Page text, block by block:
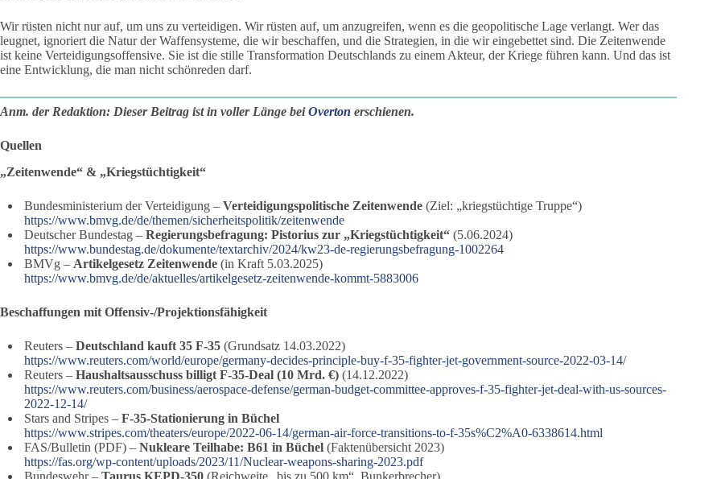
Wir rüsten nicht nur auf, um uns zu verteidigen. Wir rüsten auf, um anzugreifen, wenn es die geopolitische Lage verlangt. Wer das
leugnet, ignoriert die Natur der Waffensysteme, die wir beschaffen, und die Strategien, in die wir eingebettet sind. Die Zeitenwende
ist keine Verteidigungsoffensive. Sie ist die stille Transformation Deutschlands zu einem Akteur, der Kriege führen kann. Und das ist
eine Entwicklung, die man nicht schönreden darf.
Anm. der Redaktion: Dieser Beitrag ist in voller Länge beiOverton erschienen.
Quellen
„Zeitenwende“ & „Kriegstüchtigkeit“
Bundesministerium der Verteidigung –Verteidigungspolitische Zeitenwende (Ziel: „kriegstüchtige Truppe“)
https://www.bmvg.de/de/themen/sicherheitspolitik/zeitenwende
Deutscher Bundestag –Regierungsbefragung: Pistorius zur „Kriegstüchtigkeit“ (5.06.2024)
https://www.bundestag.de/dokumente/textarchiv/2024/kw23-de-regierungsbefragung-1002264
BMVg – Artikelgesetz Zeitenwende (in Kraft 5.03.2025)
https://www.bmvg.de/de/aktuelles/artikelgesetz-zeitenwende-kommt-5883006
Beschaffungen mit Offensiv-/Projektionsfähigkeit
Reuters –Deutschland kauft 35 F-35 (Grundsatz 14.03.2022)
https://www.reuters.com/world/europe/germany-decides-principle-buy-f-35-fighter-jet-government-source-2022-03-14/
Reuters –Haushaltsausschuss billigt F-35-Deal (10 Mrd. €) (14.12.2022)
https://www.reuters.com/business/aerospace-defense/german-budget-committee-approves-f-35-fighter-jet-deal-with-us-sources-
2022-12-14/
Stars and Stripes –F-35-Stationierung in Büchel
https://www.stripes.com/theaters/europe/2022-06-14/german-air-force-transitions-to-f-35s%C2%A0-6338614.html
FAS/Bulletin (PDF) –Nukleare Teilhabe: B61 in Büchel (Faktenübersicht 2023)
https://fas.org/wp-content/uploads/2023/11/Nuclear-weapons-sharing-2023.pdf
Bundeswehr –Taurus KEPD-350 (Reichweite „bis zu 500 km“, Bunkerbrecher)